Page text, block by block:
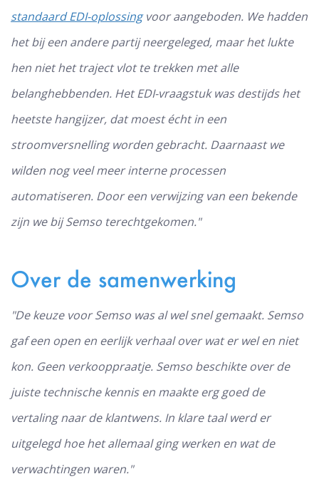
standaard EDI-oplossingvoor aangeboden. We hadden
het bij een andere partij neergeleged, maar het lukte
hen niet het traject vlot te trekken met alle
belanghebbenden. Het EDI-vraagstuk was destijds het
heetste hangijzer, dat moest écht in een
stroomversnelling worden gebracht. Daarnaast we
wilden nog veel meer interne processen
automatiseren. Door een verwijzing van een bekende
zijn we bij Semso terechtgekomen."
Over de samenwerking
"De keuze voor Semso was al wel snel gemaakt. Semso
gaf een open en eerlijk verhaal over wat er wel en niet
kon. Geen verkooppraatje. Semso beschikte over de
juiste technische kennis en maakte erg goed de
vertaling naar de klantwens. In klare taal werd er
uitgelegd hoe het allemaal ging werken en wat de
verwachtingen waren."